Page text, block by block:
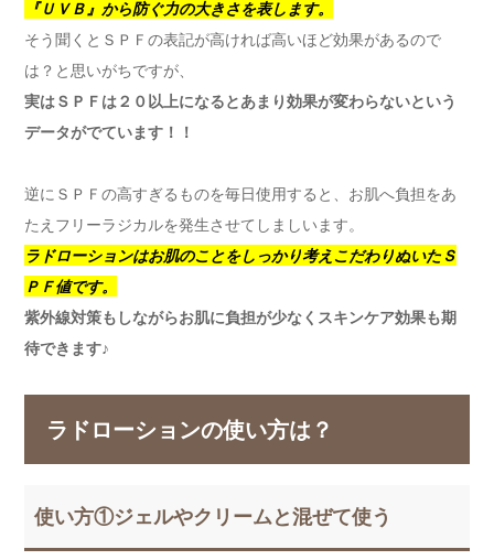
『ＵＶＢ』から防ぐ力の大きさを表します。
そう聞くとＳＰＦの表記が高ければ高いほど効果があるので
は？と思いがちですが、
実はＳＰＦは２０以上になるとあまり効果が変わらないという
データがでています！！
逆にＳＰＦの高すぎるものを毎日使用すると、お肌へ負担をあ
たえフリーラジカルを発生させてしましいます。
ラドローションはお肌のことをしっかり考えこだわりぬいたＳ
ＰＦ値です。
紫外線対策もしながらお肌に負担が少なくスキンケア効果も期
待できます♪
ラドローションの使い方は？
使い方①ジェルやクリームと混ぜて使う